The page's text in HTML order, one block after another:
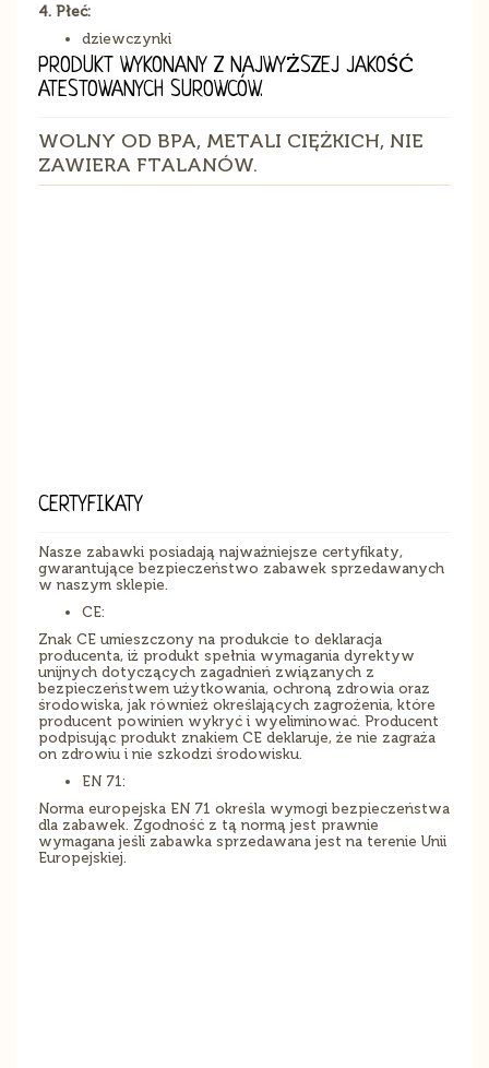
4. Płeć:
dziewczynki
PRODUKT WYKONANY Z NAJWYŻSZEJ JAKOŚĆ
ATESTOWANYCH SUROWCÓW.
WOLNY OD BPA, METALI CIĘŻKICH, NIE
ZAWIERA FTALANÓW.
CERTYFIKATY
Nasze zabawki posiadają najważniejsze certyfikaty,
gwarantujące bezpieczeństwo zabawek sprzedawanych
w naszym sklepie.
CE:
Znak CE umieszczony na produkcie to deklaracja
producenta, iż produkt spełnia wymagania dyrektyw
unijnych dotyczących zagadnień związanych z
bezpieczeństwem użytkowania, ochroną zdrowia oraz
środowiska, jak również określających zagrożenia, które
producent powinien wykryć i wyeliminować. Producent
podpisując produkt znakiem CE deklaruje, że nie zagraża
on zdrowiu i nie szkodzi środowisku.
EN 71:
Norma europejska EN 71 określa wymogi bezpieczeństwa
dla zabawek. Zgodność z tą normą jest prawnie
wymagana jeśli zabawka sprzedawana jest na terenie Unii
Europejskiej.